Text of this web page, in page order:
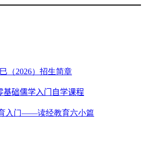
（2026）招生简章
基础儒学入门自学课程
入门——读经教育六小篇